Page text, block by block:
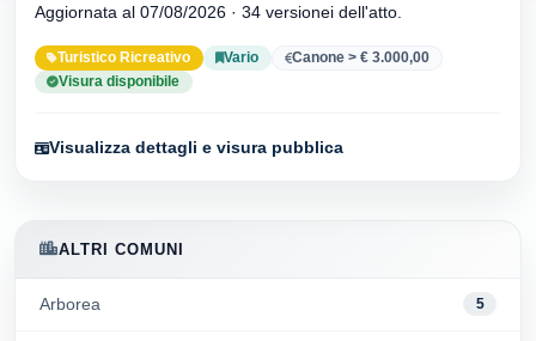
ALTRI COMUNI
Arborea 5
Aggiornata al 07/08/2026 · 34 versionei dell'atto.
Turistico Ricreativo Vario
Canone > € 3.000,00
Visura disponibile
Visualizza dettagli e visura pubblica